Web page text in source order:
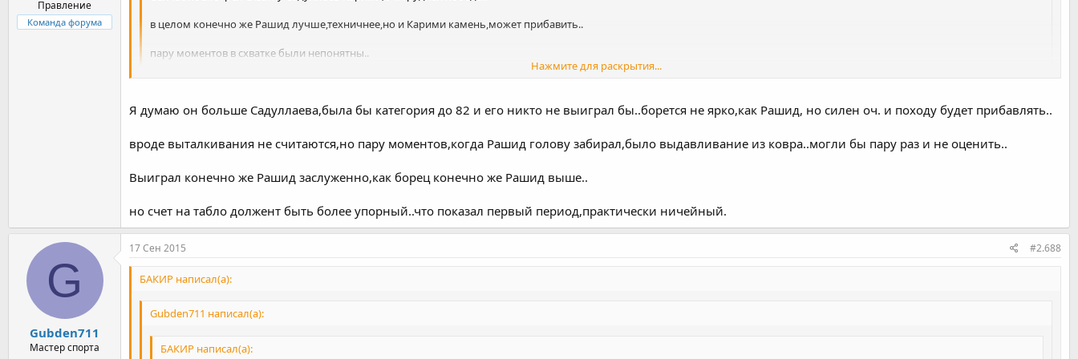
Правление
Команда форума
в целом конечно же Рашид лучше,техничнее,но и Карими камень,может прибавить..
пару моментов в схватке были непонятны..
Нажмите для раскрытия...
Я думаю он больше Садуллаева,была бы категория до 82 и его никто не выиграл бы..борется не ярко,как Рашид, но силен оч. и походу будет прибавлять..
вроде выталкивания не считаются,но пару моментов,когда Рашид голову забирал,было выдавливание из ковра..могли бы пару раз и не оценить..
Выиграл конечно же Рашид заслуженно,как борец конечно же Рашид выше..
но счет на табло должент быть более упорный..что показал первый период,практически ничейный.
G
Gubden711
Мастер спорта
17 Сен 2015 #2.688
БАКИР написал(а):
Gubden711 написал(а):
БАКИР написал(а):